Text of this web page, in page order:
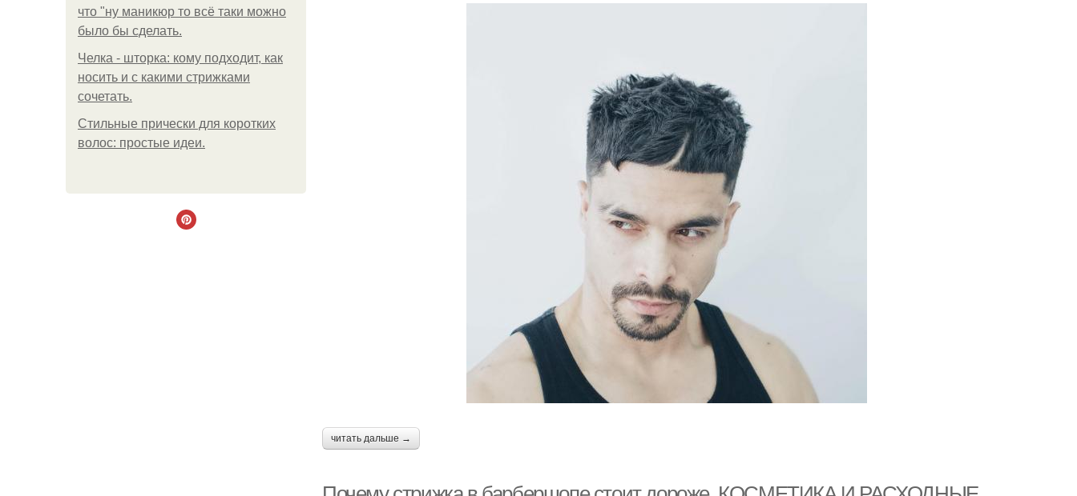
что "ну маникюр то всё таки можно
было бы сделать.
Челка - шторка: кому подходит, как
носить и с какими стрижками
сочетать.
Стильные прически для коротких
волос: простые идеи.
читать дальше →